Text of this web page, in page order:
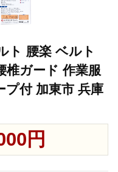
ト 腰楽 ベルト
椎ガード 作業服
プ付 加東市 兵庫
円